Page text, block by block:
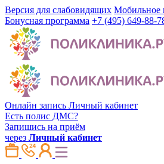
Версия для слабовидящих Мобильное
Бонусная программа +7 (495) 649-88-
Онлайн запись Личный кабинет
Есть полис ДМС?
Запишись на приём
через Личный кабинет